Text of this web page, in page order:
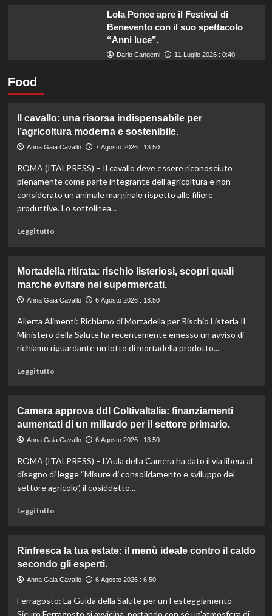
Lola Ponce apre il Festival di
Benevento con il suo spettacolo
“Anni luce”.
Dario Cangemi 11 Luglio 2026 : 0:40
Food
Il cavallo: una risorsa indispensabile per
l’agricoltura moderna e sostenibile.
Anna Gaia Cavallo 7 Agosto 2026 : 13:50
ROMA (ITALPRESS) – Il cavallo deve essere riconosciuto
pienamente come parte integrante dell’agricoltura e non
considerato un animale marginale rispetto alle filiere
produttive. Lo sottolinea...
Leggi tuttoLeggi
Il
cavallo:
una
indispensabile
per
l’agricoltura
Mortadella ritirata: rischio listeriosi, scopri quali
marche evitare nei supermercati.
Anna Gaia Cavallo 6 Agosto 2026 : 18:50
Allerta Alimenti: Richiamo di Mortadella per Rischio Listeria Il
Ministero della Salute ha recentemente emesso un avviso di
richiamo riguardante un lotto di mortadella prodotto...
Leggi tuttoLeggi
Mortadella
ritirata:
rischio
scopri
quali
marche
Camera approva ddl ColtivaItalia: finanziamenti
aumentati di un miliardo per il settore primario.
Anna Gaia Cavallo 6 Agosto 2026 : 13:50
ROMA (ITALPRESS) – L’Aula della Camera ha dato il via libera al
disegno di legge “Misure di consolidamento e sviluppo del
settore agricolo”, il cosiddetto...
Leggi tuttoLeggi
Camera
approva
ddl
finanziamenti
aumentati
Rinfresca la tua estate: il menù ideale contro il caldo
secondo gli esperti.
Anna Gaia Cavallo 6 Agosto 2026 : 6:50
Ferragosto: La Guida della Salute per un Festeggiamento
Sicuro Ferragosto si avvicina, portando con sé un'atmosfera di